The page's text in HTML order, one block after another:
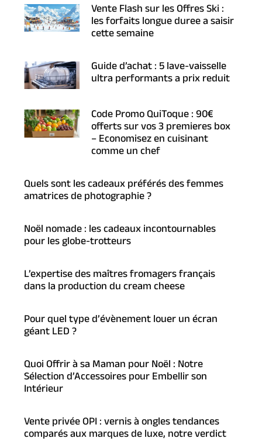
Vente Flash sur les Offres Ski :
les forfaits longue duree a saisir
cette semaine
Guide d’achat : 5 lave-vaisselle
ultra performants a prix reduit
Code Promo QuiToque : 90€
offerts sur vos 3 premieres box
– Economisez en cuisinant
comme un chef
Quels sont les cadeaux préférés des femmes
amatrices de photographie ?
Noël nomade : les cadeaux incontournables
pour les globe-trotteurs
L’expertise des maîtres fromagers français
dans la production du cream cheese
Pour quel type d’évènement louer un écran
géant LED ?
Quoi Offrir à sa Maman pour Noël : Notre
Sélection d’Accessoires pour Embellir son
Intérieur
Vente privée OPI : vernis à ongles tendances
comparés aux marques de luxe, notre verdict